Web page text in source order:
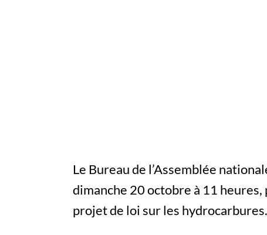
Le Bureau de l’Assemblée
dimanche 20 octobre à 11
projet de loi sur les hydrocarbures.